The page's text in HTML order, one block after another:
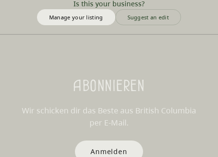
Is this your business?
Manage your listing Suggest an edit
Abonnieren
Wir schicken dir das Beste aus British Columbia
per E-Mail.
Anmelden